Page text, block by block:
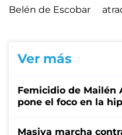
Belén de Escobar
Ver más
Femicidio de Mailén
pone el foco en la
Masiva marcha